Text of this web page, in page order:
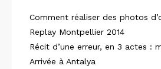
Comment réaliser des photos
Replay Montpellier 2014
Récit d’une erreur, en 3 actes :
Arrivée à Antalya